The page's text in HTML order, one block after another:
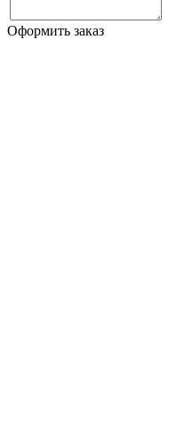
Оформить заказ